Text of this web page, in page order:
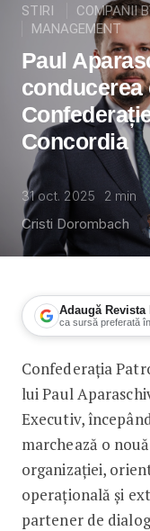
STIRI
COMPANII
MANAGEMENT
Paul
conducerea
Concordia
31 oct. 2025 2 min
Cristi Dorombach
Adaugă Revista
ca sursă preferată
Paul
Confederația
lui Paul
Executiv,
marchează o
organizației,
operațională și
partener de